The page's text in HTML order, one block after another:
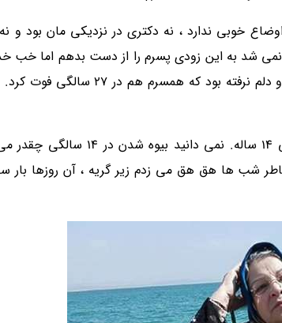
خوبی ندارد ، نه دکتری در نزدیکی مان بود و
نمی شد به این زودی پسرم را از دست بدهم اما خب
پس از فوت شوهرم ، مسئولیت زندگی و تربیت دخترم روی دوش من
شب ها هق هق می زدم زیر گریه ، آن روزها